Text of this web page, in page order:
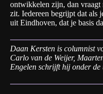
ontwikkelen zijn, dan vraagt
zit. Iedereen begrijpt dat als
uit Eindhoven, dat je basis
Daan Kersten is columnist
Carlo van de Weijer,
Engelen schrijft hij onder